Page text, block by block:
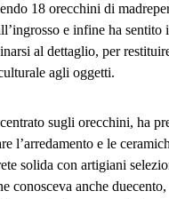
18 orecchini di
e infine ha sentito
al dettaglio, per
agli oggetti.
sugli orecchini, ha
l’arredamento e le
solida con artigiani
conosceva anche duecento,